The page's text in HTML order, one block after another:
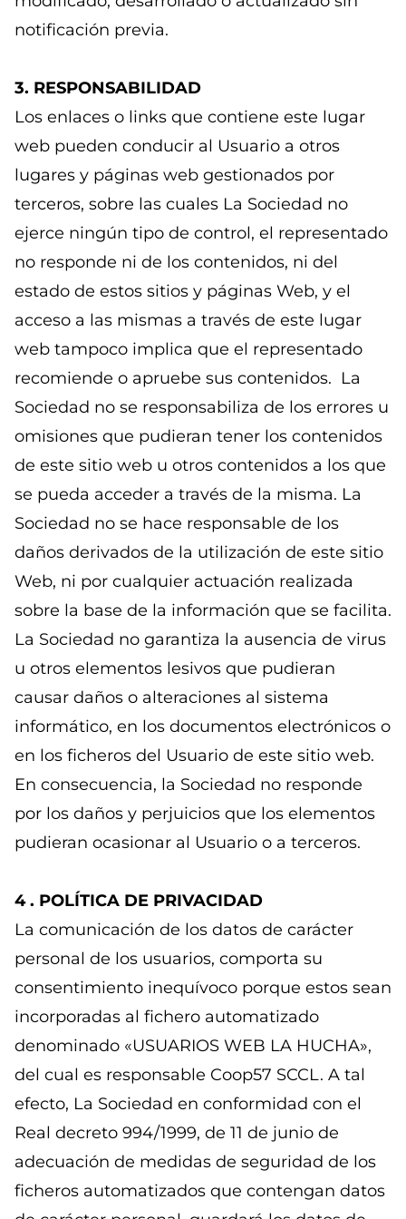
notificación previa.
3. RESPONSABILIDAD
Los enlaces o links que contiene este lugar
web pueden conducir al Usuario a otros
lugares y páginas web gestionados por
terceros, sobre las cuales La Sociedad no
ejerce ningún tipo de control, el representado
no responde ni de los contenidos, ni del
estado de estos sitios y páginas Web, y el
acceso a las mismas a través de este lugar
web tampoco implica que el representado
recomiende o apruebe sus contenidos. La
Sociedad no se responsabiliza de los errores u
omisiones que pudieran tener los contenidos
de este sitio web u otros contenidos a los que
se pueda acceder a través de la misma. La
Sociedad no se hace responsable de los
daños derivados de la utilización de este sitio
Web, ni por cualquier actuación realizada
sobre la base de la información que se facilita.
La Sociedad no garantiza la ausencia de virus
u otros elementos lesivos que pudieran
causar daños o alteraciones al sistema
informático, en los documentos electrónicos o
en los ficheros del Usuario de este sitio web.
En consecuencia, la Sociedad no responde
por los daños y perjuicios que los elementos
pudieran ocasionar al Usuario o a terceros.
4 . POLÍTICA DE PRIVACIDAD
La comunicación de los datos de carácter
personal de los usuarios, comporta su
consentimiento inequívoco porque estos sean
incorporadas al fichero automatizado
denominado «USUARIOS WEB LA HUCHA»,
del cual es responsable Coop57 SCCL. A tal
efecto, La Sociedad en conformidad con el
Real decreto 994/1999, de 11 de junio de
adecuación de medidas de seguridad de los
ficheros automatizados que contengan datos